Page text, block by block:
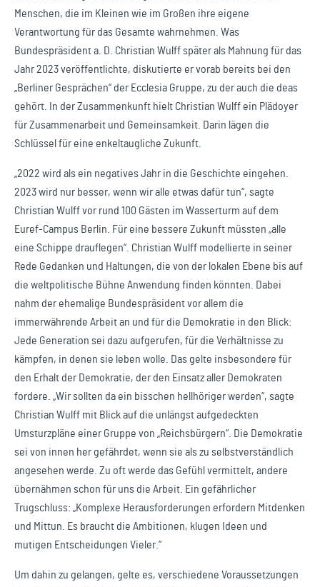
Menschen, die im Kleinen wie im Großen ihre eigene
Verantwortung für das Gesamte wahrnehmen. Was
Bundespräsident a. D. Christian Wulff später als Mahnung für das
Jahr 2023 veröffentlichte, diskutierte er vorab bereits bei den
„Berliner Gesprächen“ der Ecclesia Gruppe, zu der auch die deas
gehört. In der Zusammenkunft hielt Christian Wulff ein Plädoyer
für Zusammenarbeit und Gemeinsamkeit. Darin lägen die
Schlüssel für eine enkeltaugliche Zukunft.
„2022 wird als ein negatives Jahr in die Geschichte eingehen.
2023 wird nur besser, wenn wir alle etwas dafür tun“, sagte
Christian Wulff vor rund 100 Gästen im Wasserturm auf dem
Euref-Campus Berlin. Für eine bessere Zukunft müssten „alle
eine Schippe drauflegen“. Christian Wulff modellierte in seiner
Rede Gedanken und Haltungen, die von der lokalen Ebene bis auf
die weltpolitische Bühne Anwendung finden könnten. Dabei
nahm der ehemalige Bundespräsident vor allem die
immerwährende Arbeit an und für die Demokratie in den Blick:
Jede Generation sei dazu aufgerufen, für die Verhältnisse zu
kämpfen, in denen sie leben wolle. Das gelte insbesondere für
den Erhalt der Demokratie, der den Einsatz aller Demokraten
fordere. „Wir sollten da ein bisschen hellhöriger werden“, sagte
Christian Wulff mit Blick auf die unlängst aufgedeckten
Umsturzpläne einer Gruppe von „Reichsbürgern“. Die Demokratie
sei von innen her gefährdet, wenn sie als zu selbstverständlich
angesehen werde. Zu oft werde das Gefühl vermittelt, andere
übernähmen schon für uns die Arbeit. Ein gefährlicher
Trugschluss: „Komplexe Herausforderungen erfordern Mitdenken
und Mittun. Es braucht die Ambitionen, klugen Ideen und
mutigen Entscheidungen Vieler.“
Um dahin zu gelangen, gelte es, verschiedene Voraussetzungen